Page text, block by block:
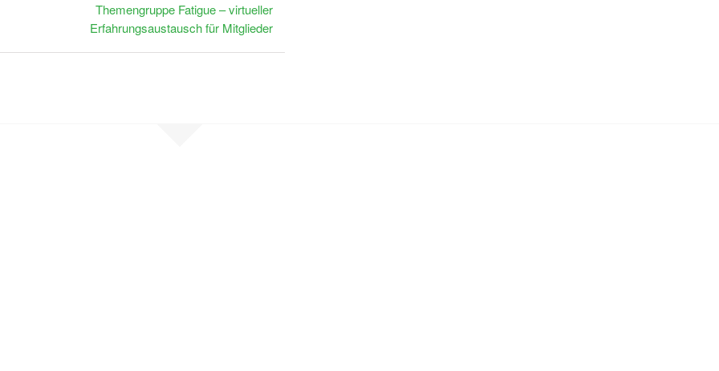
Themengruppe Fatigue – virtueller
Erfahrungsaustausch für Mitglieder